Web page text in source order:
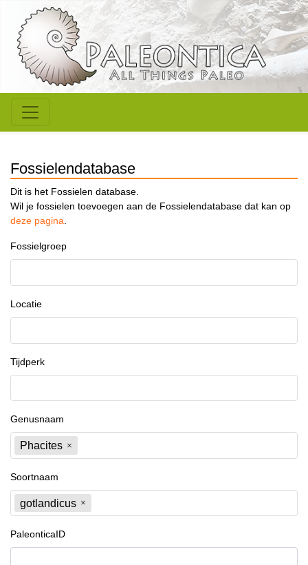
Fossielendatabase
Dit is het Fossielen database.
Wil je fossielen toevoegen aan de Fossielendatabase dat kan op
deze pagina.
Fossielgroep
Locatie
Tijdperk
Genusnaam
Phacites
Soortnaam
gotlandicus
PaleonticaID